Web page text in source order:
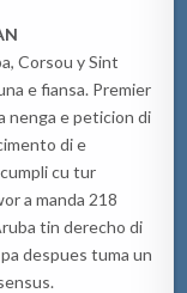
Corsou y Sint
e fiansa. Premier
nenga e peticion di
di e
cu tur
a manda 218
tin derecho di
despues tuma un